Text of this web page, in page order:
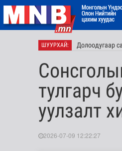
ШУУРХАЙ: Долоодугаар
тулгарч
уулзалт
2026-07-09 12:22:27